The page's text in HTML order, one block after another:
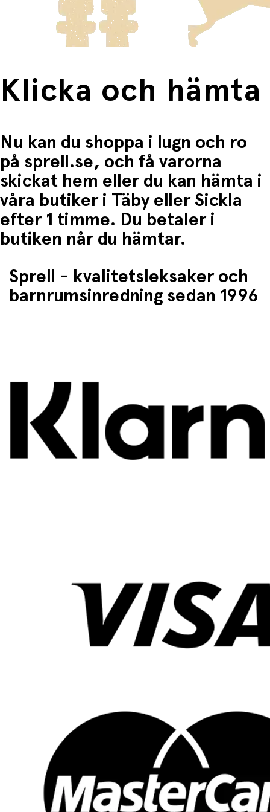
Fri frakt när du handlar för mer än 1500:-
Klicka och hämta
Nu kan du shoppa i lugn och ro
på sprell.se, och få varorna
skickat hem eller du kan hämta i
våra butiker i Täby eller Sickla
efter 1 timme. Du betaler i
butiken når du hämtar.
Sprell - kvalitetsleksaker och
barnrumsinredning sedan 1996